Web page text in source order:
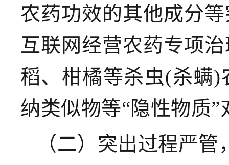
农药功效的其他成分
互联网经营农药专项
稻、柑橘等杀虫(杀螨
纳类似物等“隐性物质
（二）突出过程严